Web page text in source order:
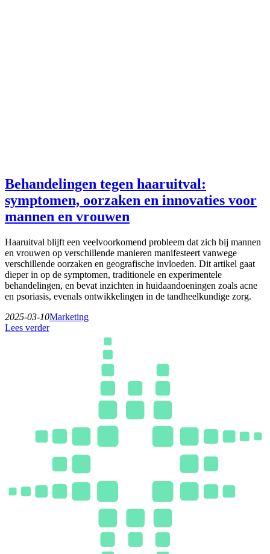
Behandelingen tegen haaruitval:
symptomen, oorzaken en innovaties voor
mannen en vrouwen
Haaruitval blijft een veelvoorkomend probleem dat zich bij mannen
en vrouwen op verschillende manieren manifesteert vanwege
verschillende oorzaken en geografische invloeden. Dit artikel gaat
dieper in op de symptomen, traditionele en experimentele
behandelingen, en bevat inzichten in huidaandoeningen zoals acne
en psoriasis, evenals ontwikkelingen in de tandheelkundige zorg.
2025-03-10Marketing
Lees verder